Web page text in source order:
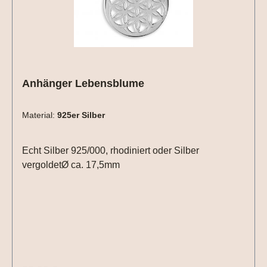
Anhänger Lebensblume
Material: 925er Silber
Echt Silber 925/000, rhodiniert oder Silber
vergoldetØ ca. 17,5mm